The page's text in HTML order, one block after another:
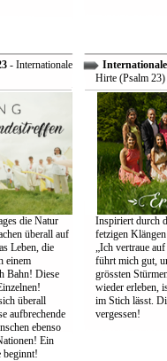
- Internationale
die Natur
überall auf
Leben, die
einem
Bahn! Diese
überall
aufbrechende
ebenso
Ein
beginnt!
Hirte (Psalm 23)
Inspiriert durch
fetzigen
„Ich vertraue
führt mich gut,
grössten
wieder erleben,
im Stich lässt.
vergessen!